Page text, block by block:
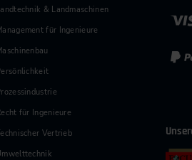
& Landmaschinen
für Ingenieure
für Ingenieure
Vertrieb